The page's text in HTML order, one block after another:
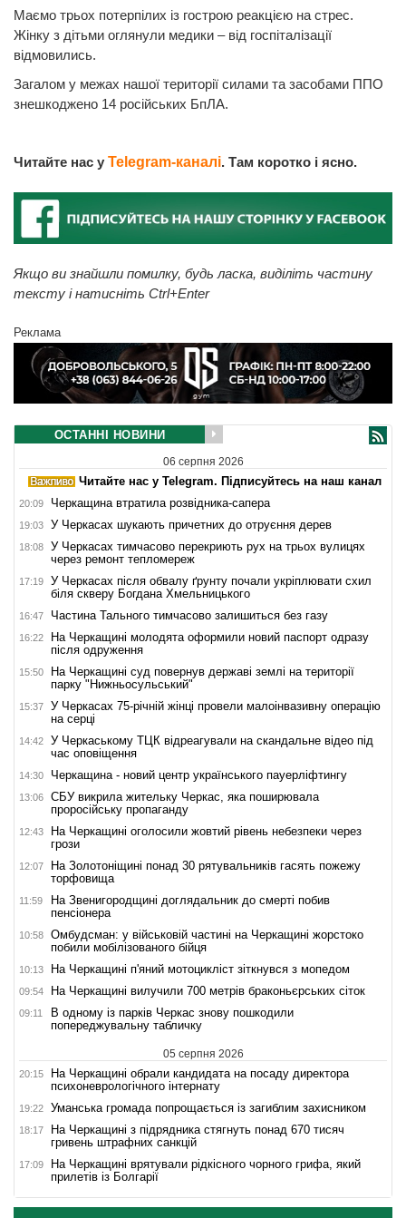
Маємо трьох потерпілих із гострою реакцією на стрес.
Жінку з дітьми оглянули медики – від госпіталізації
відмовились.
Загалом у межах нашої території силами та засобами ППО
знешкоджено 14 російських БпЛА.
Читайте нас у Telegram-каналі. Там коротко і ясно.
Якщо ви знайшли помилку, будь ласка, виділіть частину
тексту і натисніть Ctrl+Enter
Реклама
ОСТАННІ НОВИНИ
06 серпня 2026
Читайте нас у Telegram. Підписуйтесь на наш канал
20:09 Черкащина втратила розвідника-сапера
19:03 У Черкасах шукають причетних до отруєння дерев
18:08
У Черкасах тимчасово перекриють рух на трьох вулицях
через ремонт тепломереж
17:19
У Черкасах після обвалу ґрунту почали укріплювати схил
біля скверу Богдана Хмельницького
16:47 Частина Тального тимчасово залишиться без газу
16:22
На Черкащині молодята оформили новий паспорт одразу
після одруження
15:50
На Черкащині суд повернув державі землі на території
парку "Нижньосульський"
15:37
У Черкасах 75-річній жінці провели малоінвазивну операцію
на серці
14:42
У Черкаському ТЦК відреагували на скандальне відео під
час оповіщення
14:30 Черкащина - новий центр українського пауерліфтингу
13:06
СБУ викрила жительку Черкас, яка поширювала
проросійську пропаганду
12:43
На Черкащині оголосили жовтий рівень небезпеки через
грози
12:07
На Золотоніщині понад 30 рятувальників гасять пожежу
торфовища
11:59
На Звенигородщині доглядальник до смерті побив
пенсіонера
10:58
Омбудсман: у військовій частині на Черкащині жорстоко
побили мобілізованого бійця
10:13 На Черкащині п'яний мотоцикліст зіткнувся з мопедом
09:54 На Черкащині вилучили 700 метрів браконьєрських сіток
09:11
В одному із парків Черкас знову пошкодили
попереджувальну табличку
05 серпня 2026
20:15
На Черкащині обрали кандидата на посаду директора
психоневрологічного інтернату
19:22 Уманська громада попрощається із загиблим захисником
18:17
На Черкащині з підрядника стягнуть понад 670 тисяч
гривень штрафних санкцій
17:09
На Черкащині врятували рідкісного чорного грифа, який
прилетів із Болгарії